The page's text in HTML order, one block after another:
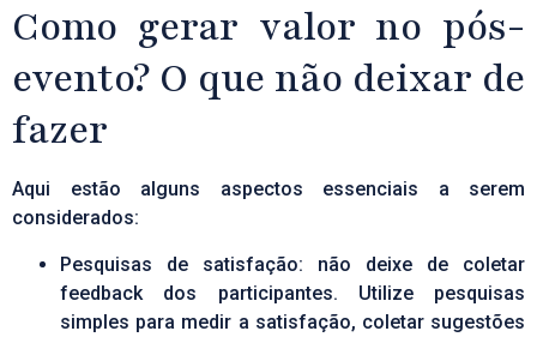
Como gerar valor no pós-
evento? O que não deixar de
fazer
Aqui estão alguns aspectos essenciais a serem
considerados:
Pesquisas de satisfação: não deixe de coletar
feedback dos participantes. Utilize pesquisas
simples para medir a satisfação, coletar sugestões